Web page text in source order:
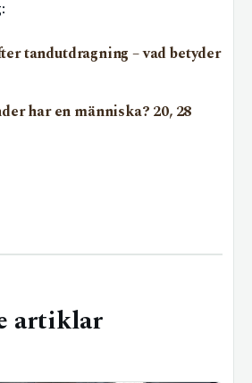
tandutdragning – vad betyder
har en människa? 20, 28
artiklar